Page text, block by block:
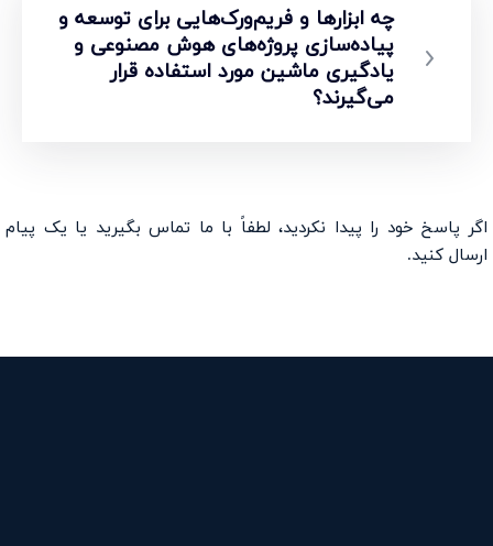
چه ابزارها و فریم‌ورک‌هایی برای توسعه و
پیاده‌سازی پروژه‌های هوش مصنوعی و
یادگیری ماشین مورد استفاده قرار
می‌گیرند؟
اگر پاسخ خود را پیدا نکردید، لطفاً با ما تماس بگیرید یا یک پیام
ارسال کنید.